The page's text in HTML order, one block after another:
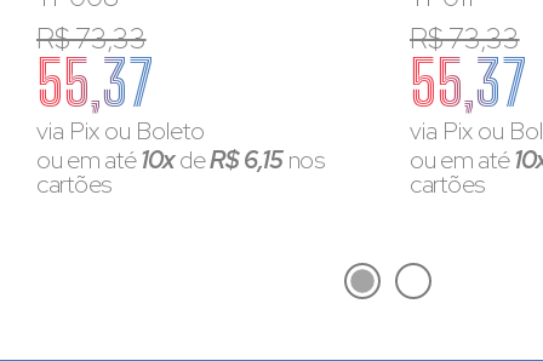
R$ 73,33
55,37
via Pix ou Boleto
ou em até10xdeR$ 6,15nos
cartões
R$ 73,33
55,37
via Pix ou
ou em até
cartões